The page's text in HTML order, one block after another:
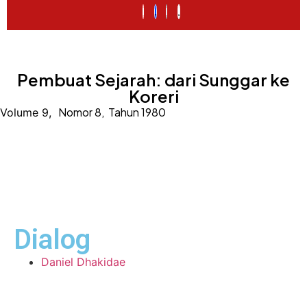
Pembuat Sejarah: dari Sunggar ke
Koreri
Volume 9, Nomor 8, Tahun 1980
Dialog
Daniel Dhakidae